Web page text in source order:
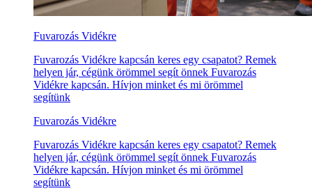
Fuvarozás Vidékre
Fuvarozás Vidékre kapcsán keres egy csapatot? Remek
helyen jár, cégünk örömmel segít önnek Fuvarozás
Vidékre kapcsán. Hívjon minket és mi örömmel
segítünk
Fuvarozás Vidékre
Fuvarozás Vidékre kapcsán keres egy csapatot? Remek
helyen jár, cégünk örömmel segít önnek Fuvarozás
Vidékre kapcsán. Hívjon minket és mi örömmel
segítünk